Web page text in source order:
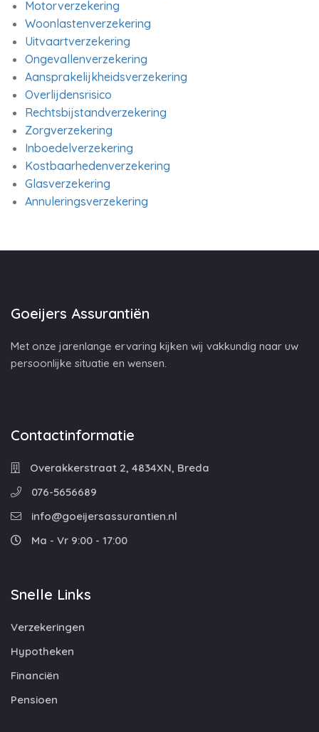
Motorverzekering
Woonlastenverzekering
Uitvaartverzekering
Ongevallenverzekering
Aansprakelijkheidsverzekering
Overlijdensrisico
Rechtsbijstandverzekering
Zorgverzekering
Inboedelverzekering
Kostbaarhedenverzekering
Glasverzekering
Annuleringsverzekering
Goeijers Assurantiën
Met onze jarenlange ervaring kijken wij vakkundig naar uw
persoonlijke situatie en wensen.
Contactinformatie
Overakkerstraat 2, 4834XN, Breda
076-5656689
info@goeijersassurantien.nl
Ma - Vr 9:00 - 17:00
Snelle Links
Verzekeringen
Hypotheken
Financiën
Pensioen